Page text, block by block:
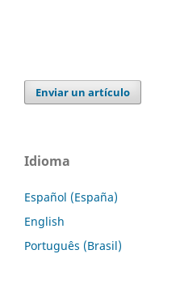
Enviar un artículo
Idioma
Español (España)
English
Português (Brasil)